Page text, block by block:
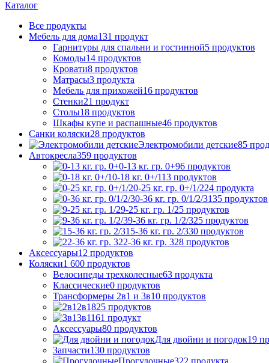
Каталог
Все продукты
Мебель для дома131 продукт
Гарнитуры для спальни и гостинной5 продуктов
Комоды14 продуктов
Кровати8 продуктов
Матрасы3 продукта
Мебель для прихожей16 продуктов
Стенки21 продукт
Столы18 продуктов
Шкафы купе и распашные46 продуктов
Санки коляски28 продуктов
Электромобили детские85
Автокресла359 продуктов
0-13 кг. гр. 0+96 продуктов
0-18 кг. 0+/113 продуктов
0-25 кг. гр. 0+/1/224 продукта
0-36 кг. гр. 0/1/2/3135 продуктов
9-25 кг. гр. 1/25 продуктов
9-36 кг. гр. 1/2/325 продуктов
15-36 кг. гр. 2/330 продуктов
22-36 кг. гр. 328 продуктов
Аксессуары12 продуктов
Коляски1 600 продуктов
Велосипеды трехколесные63 продукта
Классические0 продуктов
Трансформеры 2в1 и 3в10 продуктов
2в1825 продуктов
3в1161 продукт
Аксессуары80 продуктов
Для двойни и погодок19
Запчасти130 продуктов
Прогулочные322 продукта